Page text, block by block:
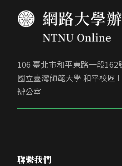
106 臺北市和平東路一段162
國立臺灣師範大學 和平校區
辦公室
聯繫我們